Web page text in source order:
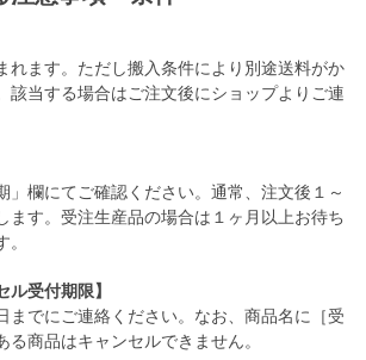
れます。ただし搬入条件により別途送料がか
該当する場合はご注文後にショップよりご連
」欄にてご確認ください。通常、注文後１～
ます。受注生産品の場合は１ヶ月以上お待ち
受付期限】
までにご連絡ください。なお、商品名に［受
商品はキャンセルできません。